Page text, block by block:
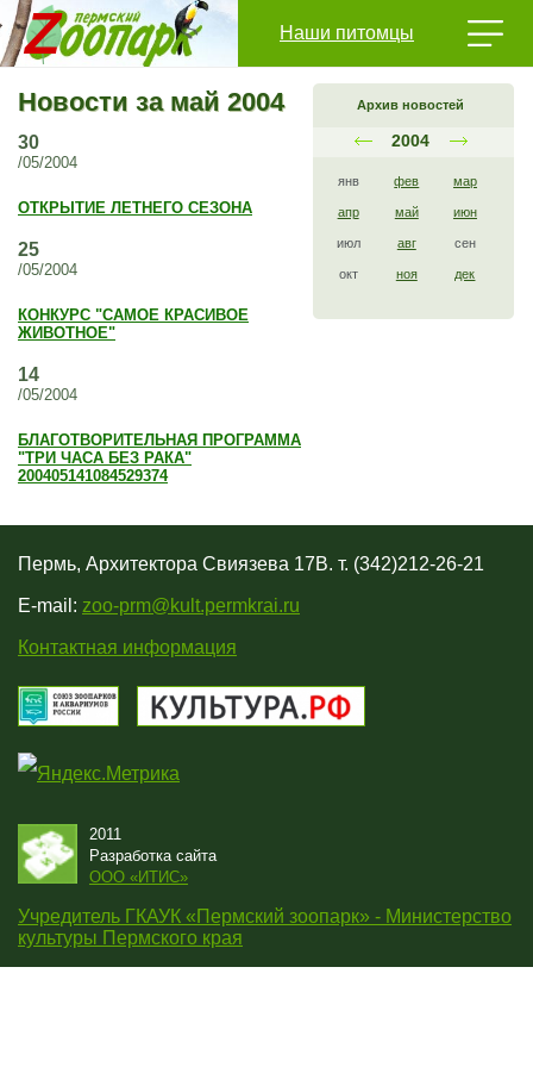
Наши питомцы
Архив новостей
2004
янв фев мар
апр май июн
июл авг сен
окт ноя дек
Новости за май 2004
30
/05/2004
ОТКРЫТИЕ ЛЕТНЕГО СЕЗОНА
25
/05/2004
КОНКУРС "САМОЕ КРАСИВОЕ
ЖИВОТНОЕ"
14
/05/2004
БЛАГОТВОРИТЕЛЬНАЯ ПРОГРАММА
"ТРИ ЧАСА БЕЗ РАКА"
200405141084529374
Пермь, Архитектора Свиязева 17В. т. (342)212-26-21
E-mail: zoo-prm@kult.permkrai.ru
Контактная информация
2011
Разработка сайта
OOO «ИТИС»
Учредитель ГКАУК «Пермский зоопарк» - Министерство
культуры Пермского края